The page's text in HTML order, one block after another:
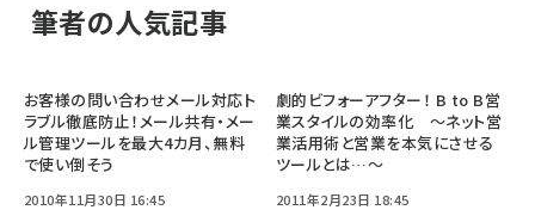
筆者の人気記事
お客様の問い合わせメール対応ト
ラブル徹底防止！メール共有・メー
ル管理ツールを最大4カ月、無料
で使い倒そう
2010年11月30日 16:45
劇的ビフォーアフター！ B to B営
業スタイルの効率化 ～ネット営
業活用術と営業を本気にさせる
ツールとは…～
2011年2月23日 18:45